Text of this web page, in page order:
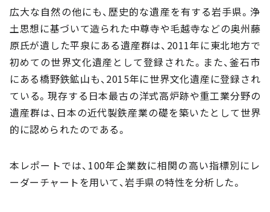
広大な自然の他にも、歴史的な遺産を有する岩手県。浄
土思想に基づいて造られた中尊寺や毛越寺などの奥州藤
原氏が遺した平泉にある遺産群は、2011年に東北地方で
初めての世界文化遺産として登録された。また、釜石市
にある橋野鉄鉱山も、2015年に世界文化遺産に登録され
ている。現存する日本最古の洋式高炉跡や重工業分野の
遺産群は、日本の近代製鉄産業の礎を築いたとして世界
的に認められたのである。
本レポートでは、100年企業数に相関の高い指標別にレ
ーダーチャートを用いて、岩手県の特性を分析した。